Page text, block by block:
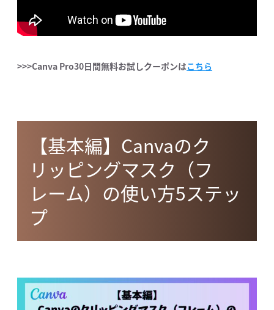
>>>Canva Pro30日間無料お試しクーポンはこちら
【基本編】Canvaのク
リッピングマスク（フ
レーム）の使い方5ステッ
プ